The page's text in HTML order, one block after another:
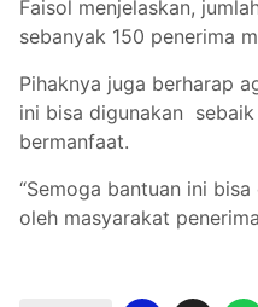
Faisol menjelaskan,
sebanyak 150 penerima
Pihaknya juga berharap
ini bisa digunakan
bermanfaat.
“Semoga bantuan ini
oleh masyarakat